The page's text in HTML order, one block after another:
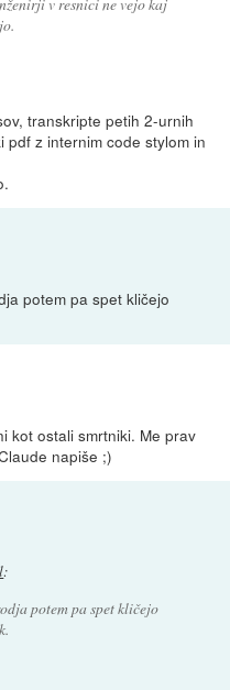
v resnici ne vejo kaj
transkripte petih 2-urnih
z internim code stylom in
potem pa spet kličejo
kot ostali smrtniki. Me prav
napiše ;)
:
potem pa spet kličejo